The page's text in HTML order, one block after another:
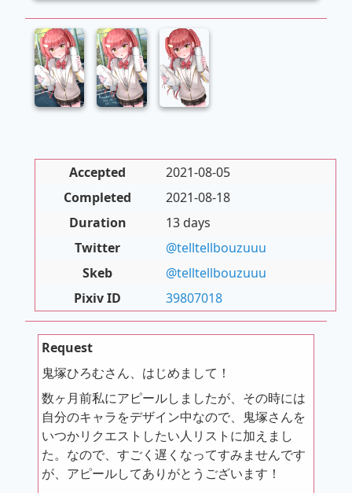
Accepted
2021-08-05
Completed
2021-08-18
Duration
13 days
Twitter
@telltellbouzuuu
Skeb
@telltellbouzuuu
Pixiv ID
39807018
Request
鬼塚ひろむさん、はじめまして！
数ヶ月前私にアピールしましたが、その時には
自分のキャラをデザイン中なので、鬼塚さんを
いつかリクエストしたい人リストに加えまし
た。なので、すごく遅くなってすみませんです
が、アピールしてありがとうございます！